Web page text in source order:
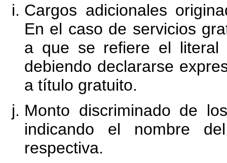
Cargos adicionales
En el caso de servicios
a que se refiere el literal
debiendo declararse
a título gratuito.
Monto discriminado de
indicando el nombre
respectiva.